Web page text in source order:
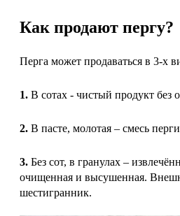
Как продают пергу?
Перга может продаваться в 3-х
1. В сотах - чистый продукт без
2. В пасте, молотая – смесь
3. Без сот, в гранулах –
очищенная и высушенная.
шестигранник.